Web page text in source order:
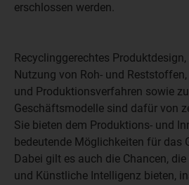
erschlossen werden.
Recyclinggerechtes
Nutzung von Roh- und
und Produktionsverfahren sowie
Geschäftsmodelle sind dafür von
Sie bieten dem Produktions- und
bedeutende Möglichkeiten für das
Dabei gilt es auch die Chancen,
und Künstliche Intelligenz bieten,